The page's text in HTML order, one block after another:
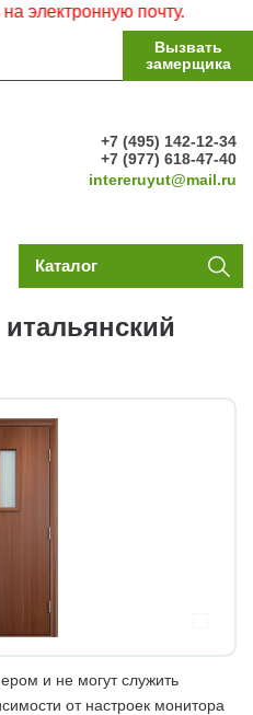
почту.
Вызвать
замерщика
+7 (495) 142-12-34
+7 (977) 618-47-40
intereruyut@mail.ru
Каталог
и не могут служить
от настроек монитора